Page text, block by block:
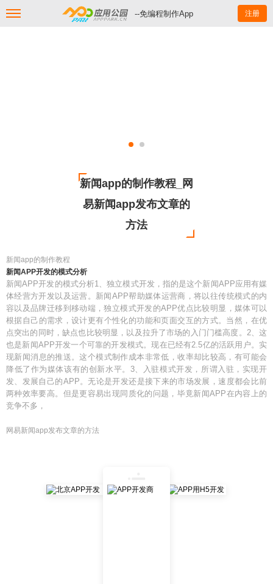
--免编程制作App 注册
新闻app的制作教程_网
易新闻app发布文章的
方法
新闻app的制作教程
新闻APP开发的模式分析
新闻APP开发的模式分析1、独立模式开发，指的是这个新闻APP应用有媒
体经营方开发以及运营。新闻APP帮助媒体运营商，将以往传统模式的内
容以及品牌迁移到移动端，独立模式开发的APP优点比较明显，媒体可以
根据自己的需求，设计更有个性化的功能和页面交互的方式。当然，在优
点突出的同时，缺点也比较明显，以及拉升了市场的入门门槛高度。2、这
也是新闻APP开发一个可靠的开发模式。现在已经有2.5亿的活跃用户。实
现新闻消息的推送。这个模式制作成本非常低，收率却比较高，有可能会
降低了作为媒体该有的创新水平。3、入驻模式开发，所谓入驻，实现开
发、发展自己的APP。无论是开发还是接下来的市场发展，速度都会比前
两种效率要高。但是更容易出现同质化的问题，毕竟新闻APP在内容上的
竞争不多，
网易新闻app发布文章的方法